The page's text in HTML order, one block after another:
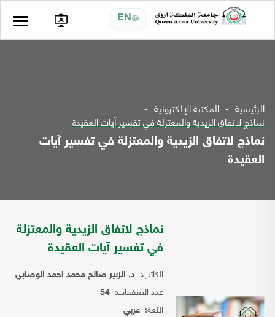
EN
الرئيسية المكتبة الإلكترونية
نماذج لاتفاق الزيدية والمعتزلة في تفسير آيات العقيدة
نماذج لاتفاق الزيدية والمعتزلة في تفسير آيات
العقيدة
نماذج لاتفاق الزيدية والمعتزلة
في تفسير آيات العقيدة
الكاتب: د. الزبير صالح محمد احمد الوصابي
عدد الصفحات: 54
اللغة: عربي